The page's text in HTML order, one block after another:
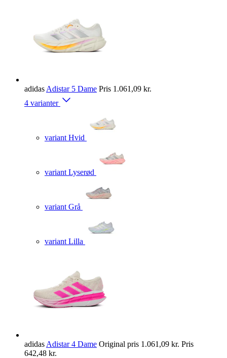
adidas Adistar 5 Dame Pris 1.061,09 kr.
4 varianter
variant Hvid
variant Lyserød
variant Grå
variant Lilla
adidas Adistar 4 Dame Original pris 1.061,09 kr. Pris
642,48 kr.